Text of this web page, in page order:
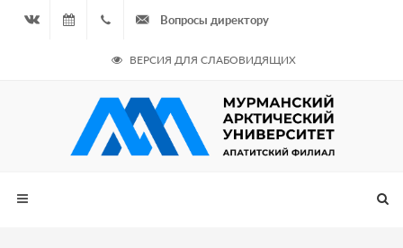
08.08.2026
- Чётная
неделя
964
687
Вопросы директору
ВЕРСИЯ ДЛЯ СЛАБОВИДЯЩИХ